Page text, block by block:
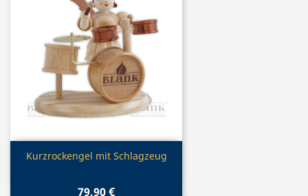
Vorschau
Kurzrockengel mit Schlagzeug
79,90 €